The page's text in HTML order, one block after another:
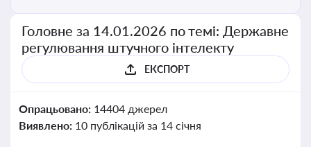
Головне за 14.01.2026 по темі: Державне
регулювання штучного інтелекту
ЕКСПОРТ
Опрацьовано: 14404 джерел
Виявлено: 10 публікацій за 14 січня